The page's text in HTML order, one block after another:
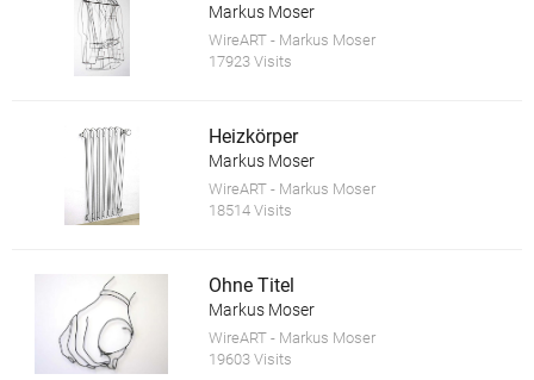
Markus Moser
WireART - Markus Moser
17923 Visits
Heizkörper
Markus Moser
WireART - Markus Moser
18514 Visits
Ohne Titel
Markus Moser
WireART - Markus Moser
19603 Visits